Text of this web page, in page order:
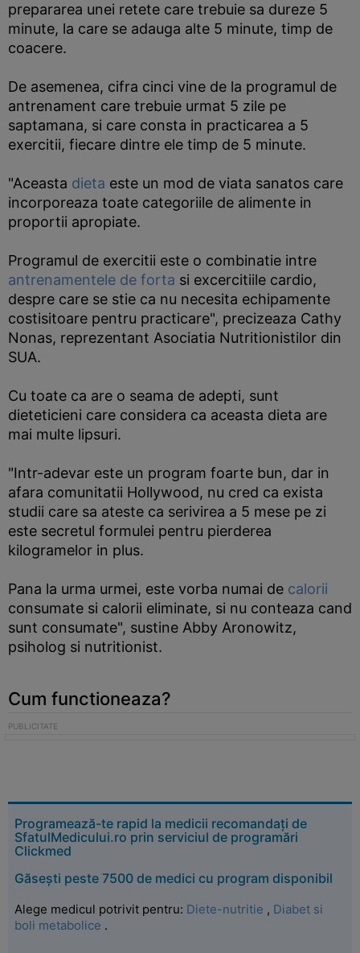
prepararea unei retete care trebuie sa dureze 5
minute, la care se adauga alte 5 minute, timp de
coacere.
De asemenea, cifra cinci vine de la programul de
antrenament care trebuie urmat 5 zile pe
saptamana, si care consta in practicarea a 5
exercitii, fiecare dintre ele timp de 5 minute.
"Aceasta dieta este un mod de viata sanatos care
incorporeaza toate categoriile de alimente in
proportii apropiate.
Programul de exercitii este o combinatie intre
antrenamentele de forta si excercitiile cardio,
despre care se stie ca nu necesita echipamente
costisitoare pentru practicare", precizeaza Cathy
Nonas, reprezentant Asociatia Nutritionistilor din
SUA.
Cu toate ca are o seama de adepti, sunt
dieteticieni care considera ca aceasta dieta are
mai multe lipsuri.
"Intr-adevar este un program foarte bun, dar in
afara comunitatii Hollywood, nu cred ca exista
studii care sa ateste ca serivirea a 5 mese pe zi
este secretul formulei pentru pierderea
kilogramelor in plus.
Pana la urma urmei, este vorba numai de calorii
consumate si calorii eliminate, si nu conteaza cand
sunt consumate", sustine Abby Aronowitz,
psiholog si nutritionist.
Cum functioneaza?
Programează-te rapid la medicii recomandați de
SfatulMedicului.ro prin serviciul de programări
Clickmed
Găsești peste 7500 de medici cu program disponibil
Alege medicul potrivit pentru: Diete-nutritie , Diabet si
boli metabolice .